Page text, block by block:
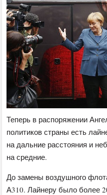
Теперь в распоряжении
политиков страны есть
на дальние расстояния и
на средние.
До замены воздушного
А310. Лайнеру было более